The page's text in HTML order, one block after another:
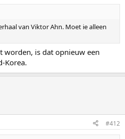
van Viktor Ahn. Moet ie alleen
worden, is dat opnieuw een
Korea.
#412